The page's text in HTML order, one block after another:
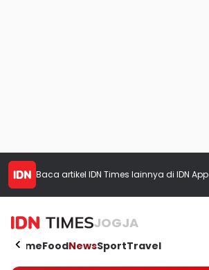
Baca artikel IDN Times lainnya di IDN App
JOGJA
HomeFoodNewsSportTravel